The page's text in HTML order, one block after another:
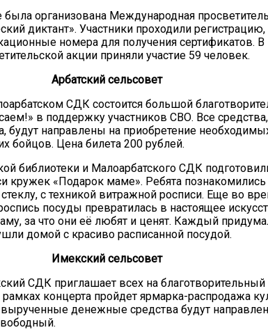
организована Международная
диктант». Участники проходили
номера для получения сертификатов. В
акции приняли участие 59 человек.
Арбатский сельсовет
СДК состоится большой
в поддержку участников СВО. Все средства,
будут направлены на приобретение
бойцов. Цена билета 200 рублей.
библиотеки и Малоарбатского СДК
кружек «Подарок маме». Ребята познакомились
с техникой витражной росписи. Еще во
посуды превратилась в настоящее
за что они её любят и ценят. Каждый
домой с красиво расписанной посудой.
Имекский сельсовет
СДК приглашает всех на благотворительный
концерта пройдет ярмарка-распродажа
вырученные денежные средства будут